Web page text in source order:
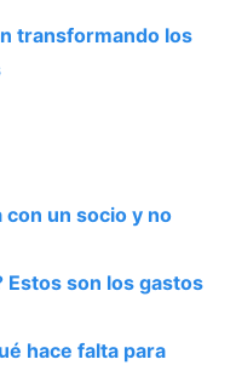
transformando los
un socio y no
Estos son los gastos
hace falta para